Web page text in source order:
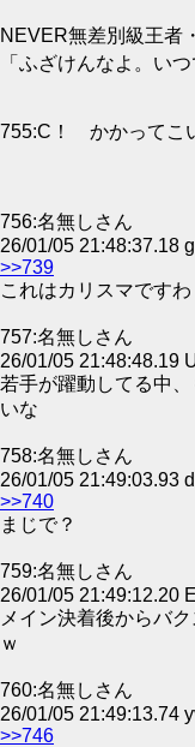
NEVER無差別級王者
「ふざけんなよ。い
755:C！ かかってこ
756:名無しさん
26/01/05 21:48:37.18
>>739
これはカリスマですわ
757:名無しさん
26/01/05 21:48:48.19
若手が躍動してる中
いな
758:名無しさん
26/01/05 21:49:03.93
>>740
まじで？
759:名無しさん
26/01/05 21:49:12.20
メイン決着後からバ
ｗ
760:名無しさん
26/01/05 21:49:13.74
>>746